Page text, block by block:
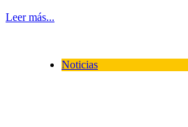
Leer más...
Noticias